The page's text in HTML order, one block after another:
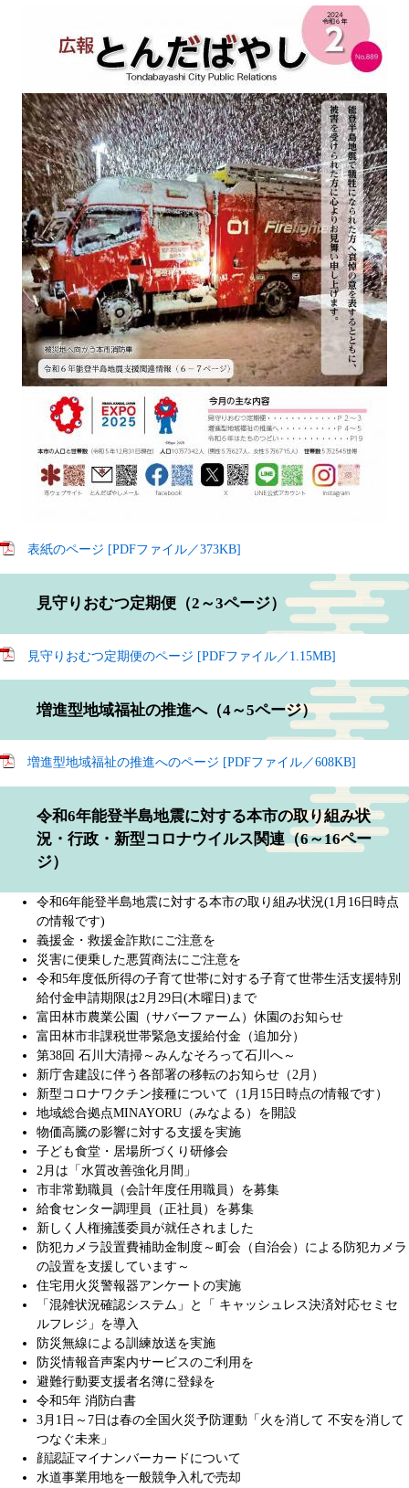
表紙のページ [PDFファイル／373KB]
見守りおむつ定期便（2～3ページ）
見守りおむつ定期便のページ [PDFファイル／1.15MB]
増進型地域福祉の推進へ（4～5ページ）
増進型地域福祉の推進へのページ [PDFファイル／608KB]
令和6年能登半島地震に対する本市の取り組み状
況・行政・新型コロナウイルス関連（6～16ペー
ジ）
令和6年能登半島地震に対する本市の取り組み状況(1月16日時点
の情報です)
義援金・救援金詐欺にご注意を
災害に便乗した悪質商法にご注意を
令和5年度低所得の子育て世帯に対する子育て世帯生活支援特別
給付金申請期限は2月29日(木曜日)まで
富田林市農業公園（サバーファーム）休園のお知らせ
富田林市非課税世帯緊急支援給付金（追加分）
第38回 石川大清掃～みんなそろって石川へ～
新庁舎建設に伴う各部署の移転のお知らせ（2月）
新型コロナワクチン接種について（1月15日時点の情報です）
地域総合拠点MINAYORU（みなよる）を開設
物価高騰の影響に対する支援を実施
子ども食堂・居場所づくり研修会
2月は「水質改善強化月間」
市非常勤職員（会計年度任用職員）を募集
給食センター調理員（正社員）を募集
新しく人権擁護委員が就任されました
防犯カメラ設置費補助金制度～町会（自治会）による防犯カメラ
の設置を支援しています～
住宅用火災警報器アンケートの実施
「混雑状況確認システム」と「 キャッシュレス決済対応セミセ
ルフレジ」を導入
防災無線による訓練放送を実施
防災情報音声案内サービスのご利用を
避難行動要支援者名簿に登録を
令和5年 消防白書
3月1日～7日は春の全国火災予防運動「火を消して 不安を消して
つなぐ未来」
顔認証マイナンバーカードについて
水道事業用地を一般競争入札で売却